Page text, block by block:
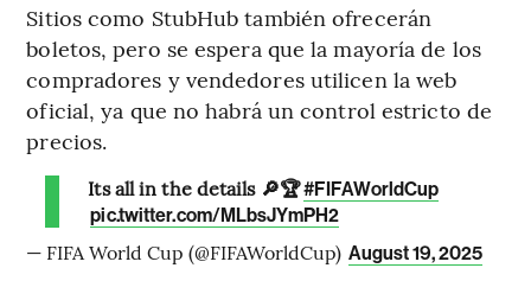
Sitios como StubHub también ofrecerán
boletos, pero se espera que la mayoría de los
compradores y vendedores utilicen la web
oficial, ya que no habrá un control estricto de
precios.
Its all in the details 🔎🏆#FIFAWorldCup
pic.twitter.com/MLbsJYmPH2
— FIFA World Cup (@FIFAWorldCup) August 19, 2025